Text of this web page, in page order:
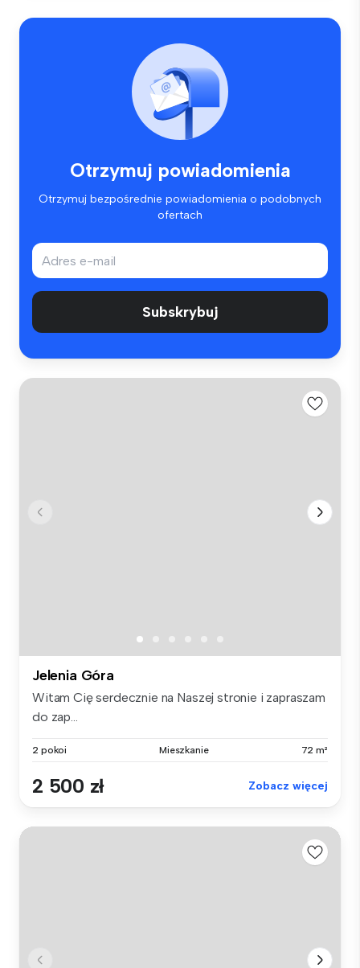
Otrzymuj powiadomienia
Otrzymuj bezpośrednie powiadomienia o podobnych
ofertach
Subskrybuj
Jelenia Góra
Witam Cię serdecznie na Naszej stronie i zapraszam
do zap...
2 pokoi Mieszkanie 72 m²
2 500 zł Zobacz więcej